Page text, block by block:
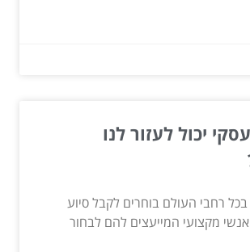
יכול לעזור לנו
רחבי העולם בוחרים לקבל סיוע
אנשי מקצועי המייעצים להם לבחור